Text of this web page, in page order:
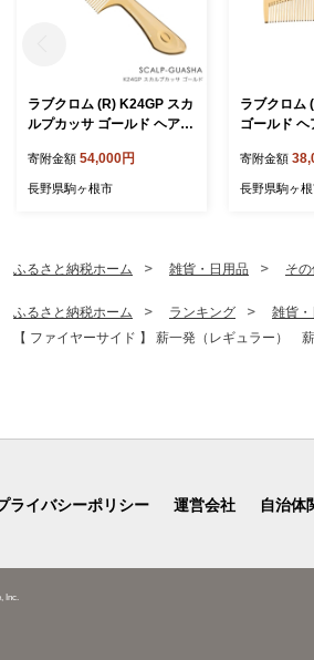
ラブクロム (R) K24GP スカ
ルプカッサ ゴールド ヘアコ
VECHROME さらつや ヘア
ケア 駒ヶ根市
寄附金額 54,000円
長野県駒ヶ根市
ラブクロム
ゴールド ヘ
つや ヘアケ
寄附金額
長野県駒ヶ
ふるさと納税ホーム 雑貨・日用品 そ
ふるさと納税ホーム ランキング 雑貨
【 ファイヤーサイド 】 薪一発（レギュラー）
ライバシーポリシー 運営会社 自治体
Inc.